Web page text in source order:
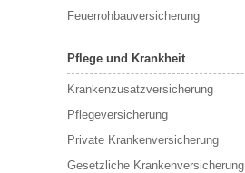
Feuerrohbauversicherung
Pflege und Krankheit
Krankenzusatzversicherung
Pflegeversicherung
Private Krankenversicherung
Gesetzliche Krankenversicherung